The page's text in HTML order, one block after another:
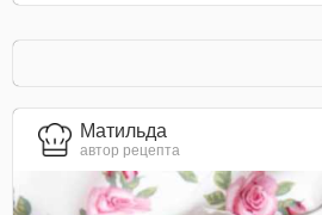
Матильда
автор рецепта